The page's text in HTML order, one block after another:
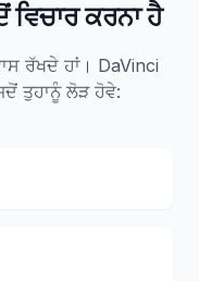
ਕਰਨਾ ਹੈ
ਰੱਖਦੇ ਹਾਂ। DaVinci
ਤੁਹਾਨੂੰ ਲੋੜ ਹੋਵੇ: